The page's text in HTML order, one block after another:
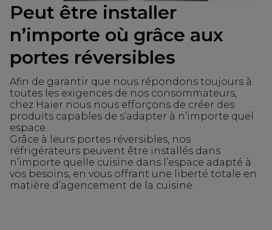
Peut être installer
n’importe où grâce aux
portes réversibles
Afin de garantir que nous répondons toujours à
toutes les exigences de nos consommateurs,
chez Haier nous nous efforçons de créer des
produits capables de s’adapter à n’importe quel
espace.
Grâce à leurs portes réversibles, nos
réfrigérateurs peuvent être installés dans
n’importe quelle cuisine dans l’espace adapté à
vos besoins, en vous offrant une liberté totale en
matière d’agencement de la cuisine.